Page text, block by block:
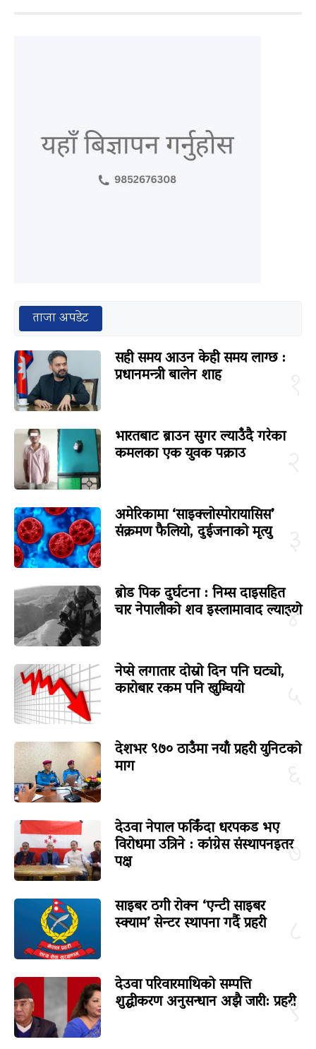
ताजा अपडेट
सही समय आउन केही समय लाग्छ :
प्रधानमन्त्री बालेन शाह
भारतबाट ब्राउन सुगर ल्याउँदै गरेका
कमलका एक युवक पक्राउ
अमेरिकामा ‘साइक्लोस्पोरायासिस’
संक्रमण फैलियो, दुईजनाको मृत्यु
४
ब्रोड पिक दुर्घटना : निम्स दाइसहित
चार नेपालीको शव इस्लामावाद ल्याइयो
नेप्से लगातार दोस्रो दिन पनि घट्यो,
कारोबार रकम पनि खुम्चियो
देशभर ९७० ठाउँमा नयाँ प्रहरी युनिटको
माग
७
देउवा नेपाल फर्किंदा धरपकड भए
विरोधमा उत्रिने : कांग्रेस संस्थापनइतर
पक्ष
साइबर ठगी रोक्न ‘एन्टी साइबर
स्क्याम’ सेन्टर स्थापना गर्दै प्रहरी
९
देउवा परिवारमाथिको सम्पत्ति
शुद्धीकरण अनुसन्धान अझै जारी: प्रहरी